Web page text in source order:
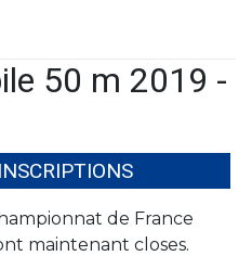
50 m 2019 -
de France
maintenant closes.